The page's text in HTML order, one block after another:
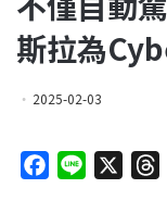
斯拉為
2025-02-03